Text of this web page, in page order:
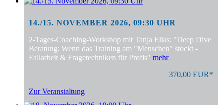
14./15. NOVEMBER 2026, 09:30 UHR
2-Tages-Coaching-Workshop mit Tanja Elias: "Deep Dive
Beratung: Wenn das Training am "Menschen" stockt -
Fallarbeit & Fragetechniken für Profis" mehr
370,00 EUR*
Zur Veranstaltung